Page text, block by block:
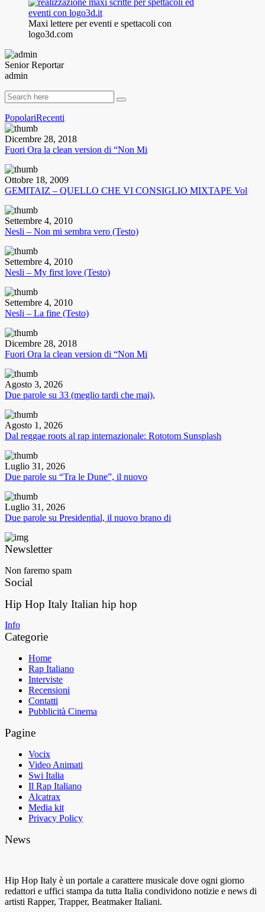
Maxi lettere per eventi e spettacoli con
logo3d.com
Senior Reportar
admin
PopolariRecenti
Dicembre 28, 2018
Fuori Ora la clean version di “Non Mi
Ottobre 18, 2009
GEMITAIZ – QUELLO CHE VI CONSIGLIO MIXTAPE Vol
Settembre 4, 2010
Nesli – Non mi sembra vero (Testo)
Settembre 4, 2010
Nesli – My first love (Testo)
Settembre 4, 2010
Nesli – La fine (Testo)
Dicembre 28, 2018
Fuori Ora la clean version di “Non Mi
Agosto 3, 2026
Due parole su 33 (meglio tardi che mai),
Agosto 1, 2026
Dal reggae roots al rap internazionale: Rototom Sunsplash
Luglio 31, 2026
Due parole su “Tra le Dune”, il nuovo
Luglio 31, 2026
Due parole su Presidential, il nuovo brano di
Newsletter
Non faremo spam
Social
Hip Hop Italy Italian hip hop
Info
Categorie
Home
Rap Italiano
Interviste
Recensioni
Contatti
Pubblicità Cinema
Pagine
Vocix
Video Animati
Swi Italia
Il Rap Italiano
Alcatrax
Media kit
Privacy Policy
News
Hip Hop Italy è un portale a carattere musicale dove ogni giorno
redattori e uffici stampa da tutta Italia condividono notizie e news di
artisti Rapper, Trapper, Beatmaker Italiani.